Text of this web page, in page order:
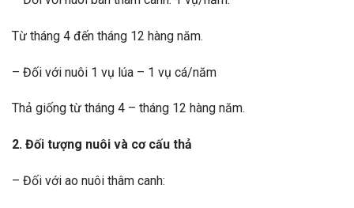
Từ tháng 4 đến tháng 12 hàng năm.
– Đối với nuôi 1 vụ lúa – 1 vụ cá/năm
Thả giống từ tháng 4 – tháng 12 hàng năm.
2. Đối tượng nuôi và cơ cấu thả
– Đối với ao nuôi thâm canh: